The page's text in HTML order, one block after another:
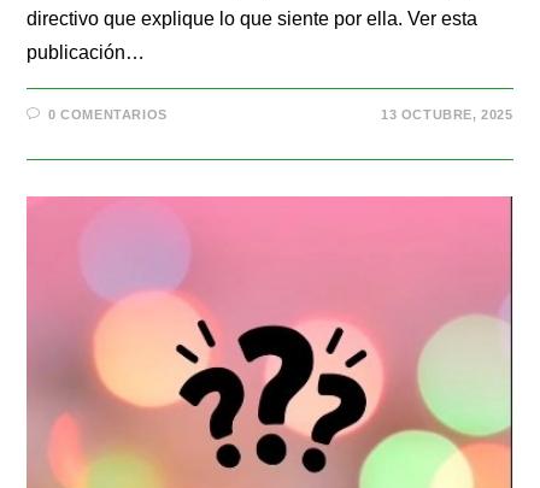
directivo que explique lo que siente por ella. Ver esta
publicación…
0 COMENTARIOS 13 OCTUBRE, 2025